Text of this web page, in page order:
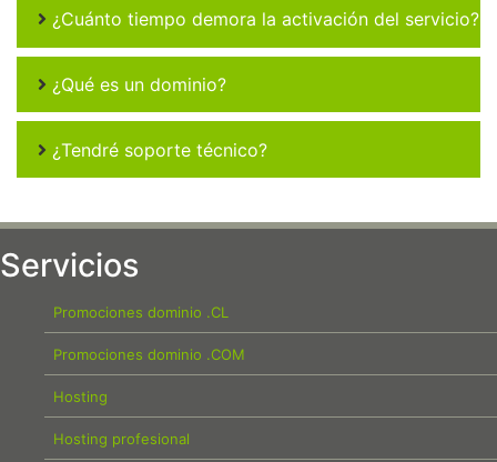
¿Cuánto tiempo demora la activación del servicio?
¿Qué es un dominio?
¿Tendré soporte técnico?
Servicios
Promociones dominio .CL
Promociones dominio .COM
Hosting
Hosting profesional